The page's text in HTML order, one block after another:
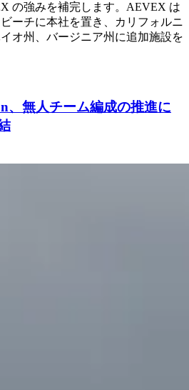
の強みを補完します。AEVEX は
ーチに本社を置き、カリフォルニ
オ州、バージニア州に追加施設を
、無人チーム編成の推進に